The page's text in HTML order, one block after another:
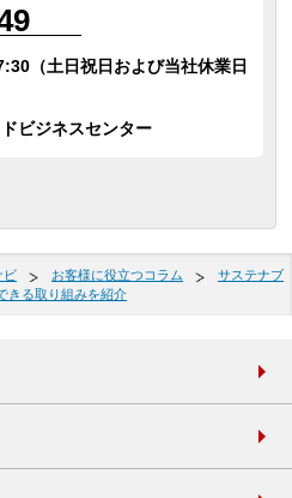
（土日祝日および当社休業日
ビジネスセンター
ビ お客様に役立つコラム
サステナブ
きる取り組みを紹介